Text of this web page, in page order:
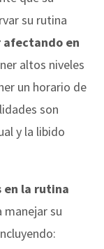
su rutina
afectando en
altos niveles
un horario de
son
y la libido
en la rutina
manejar su